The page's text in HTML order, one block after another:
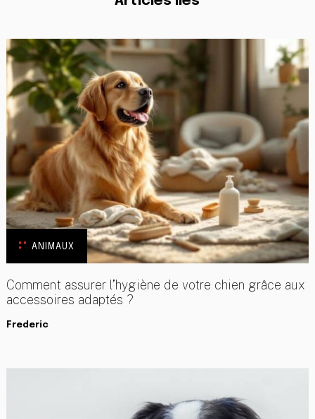
ANIMAUX
Comment assurer l’hygiène de votre chien grâce aux
accessoires adaptés ?
Frederic